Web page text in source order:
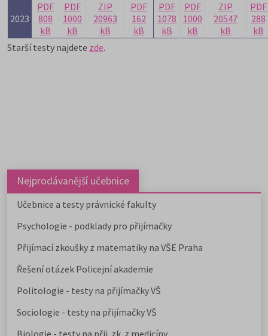
2023
PDF
808
kB
PDF
1000
kB
ZIP
20963
kB
PDF
162
kB
PDF
1078
kB
PDF
1000
kB
ZIP
20547
kB
PDF
288
kB
Starší testy najdete zde.
Nejprodávanější učebnice
Učebnice a testy právnické fakulty
Psychologie - podklady pro přijímačky
Přijímací zkoušky z matematiky na VŠE Praha
Řešení otázek Policejní akademie
Politologie - testy na přijímačky VŠ
Sociologie - testy na přijímačky VŠ